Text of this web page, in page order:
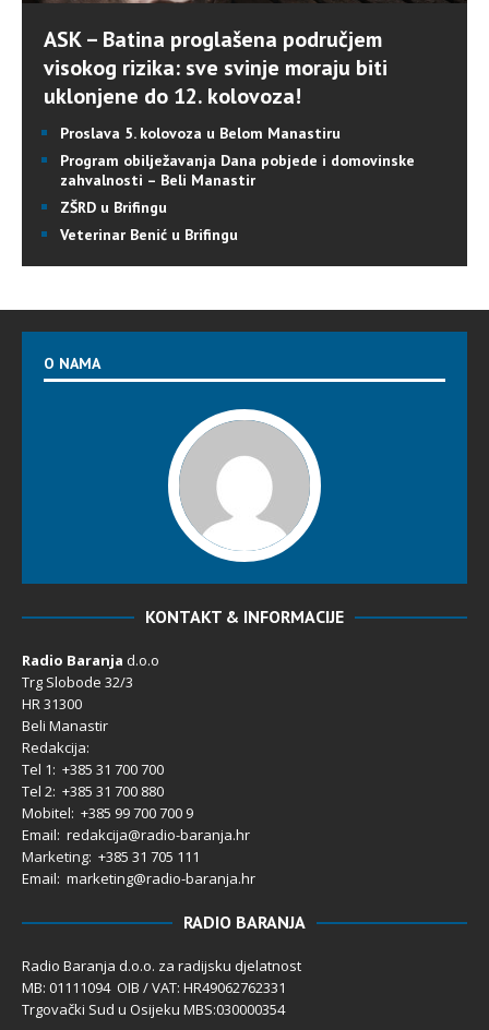
ASK – Batina proglašena područjem
visokog rizika: sve svinje moraju biti
uklonjene do 12. kolovoza!
Proslava 5. kolovoza u Belom Manastiru
Program obilježavanja Dana pobjede i domovinske
zahvalnosti – Beli Manastir
ZŠRD u Brifingu
Veterinar Benić u Brifingu
O NAMA
KONTAKT & INFORMACIJE
Radio Baranja d.o.o
Trg Slobode 32/3
HR 31300
Beli Manastir
Redakcija:
Tel 1: +385 31 700 700
Tel 2: +385 31 700 880
Mobitel: +385 99 700 700 9
Email: redakcija@radio-baranja.hr
Marketing: +385 31 705 111
Email: marketing@radio-baranja.hr
RADIO BARANJA
Radio Baranja d.o.o. za radijsku djelatnost
MB: 01111094 OIB / VAT: HR49062762331
Trgovački Sud u Osijeku MBS:030000354